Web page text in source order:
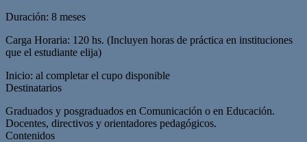
Duración: 8 meses
Carga Horaria: 120 hs. (Incluyen horas de práctica en instituciones
que el estudiante elija)
Inicio: al completar el cupo disponible
Destinatarios
Graduados y posgraduados en Comunicación o en Educación.
Docentes, directivos y orientadores pedagógicos.
Contenidos